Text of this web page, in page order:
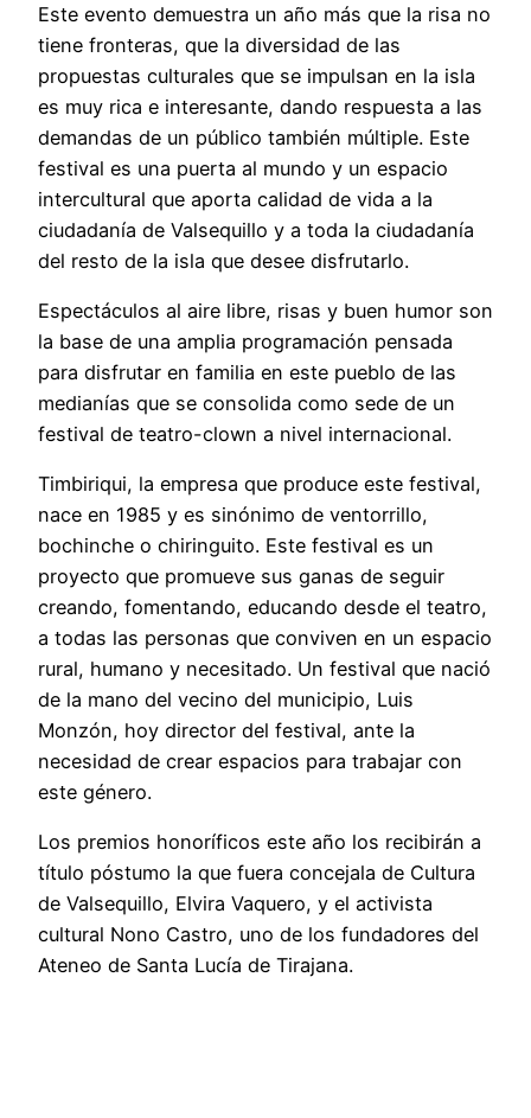
Este evento demuestra un año más que la risa no
tiene fronteras, que la diversidad de las
propuestas culturales que se impulsan en la isla
es muy rica e interesante, dando respuesta a las
demandas de un público también múltiple. Este
festival es una puerta al mundo y un espacio
intercultural que aporta calidad de vida a la
ciudadanía de Valsequillo y a toda la ciudadanía
del resto de la isla que desee disfrutarlo.
Espectáculos al aire libre, risas y buen humor son
la base de una amplia programación pensada
para disfrutar en familia en este pueblo de las
medianías que se consolida como sede de un
festival de teatro-clown a nivel internacional.
Timbiriqui, la empresa que produce este festival,
nace en 1985 y es sinónimo de ventorrillo,
bochinche o chiringuito. Este festival es un
proyecto que promueve sus ganas de seguir
creando, fomentando, educando desde el teatro,
a todas las personas que conviven en un espacio
rural, humano y necesitado. Un festival que nació
de la mano del vecino del municipio, Luis
Monzón, hoy director del festival, ante la
necesidad de crear espacios para trabajar con
este género.
Los premios honoríficos este año los recibirán a
título póstumo la que fuera concejala de Cultura
de Valsequillo, Elvira Vaquero, y el activista
cultural Nono Castro, uno de los fundadores del
Ateneo de Santa Lucía de Tirajana.